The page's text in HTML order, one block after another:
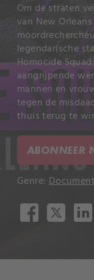
Om de straten
van New
legendarische
Homocide
aangrijpende
mannen en
tegen de
thuis terug te
ABONNEER
Genre: